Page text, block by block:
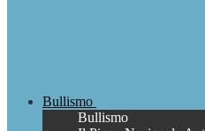
Bullismo
Bullismo